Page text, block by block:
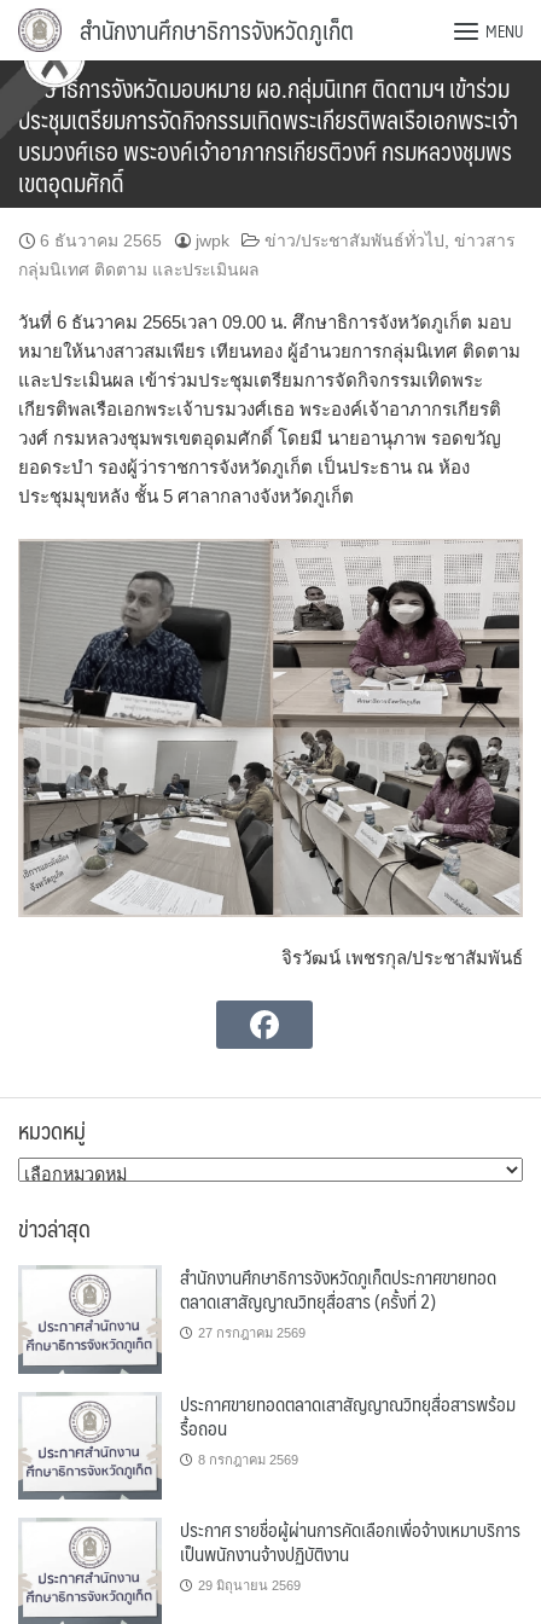
Skip
content
สำนักงานศึกษาธิการจังหวัดภูเก็ต MENU
ศึกษาธิการจังหวัดมอบหมาย ผอ.กลุ่มนิเทศ ติดตามฯ เข้าร่วม
ประชุมเตรียมการจัดกิจกรรมเทิดพระเกียรติพลเรือเอกพระเจ้า
บรมวงศ์เธอ พระองค์เจ้าอาภากรเกียรติวงศ์ กรมหลวงชุมพร
เขตอุดมศักดิ์
6 ธันวาคม 2565 jwpk ข่าว/ประชาสัมพันธ์ทั่วไป ข่าวสาร
กลุ่มนิเทศ ติดตาม และประเมินผล
วันที่ 6 ธันวาคม 2565เวลา 09.00 น. ศึกษาธิการจังหวัดภูเก็ต มอบ
หมายให้นางสาวสมเพียร เทียนทอง ผู้อำนวยการกลุ่มนิเทศ ติดตาม
และประเมินผล เข้าร่วมประชุมเตรียมการจัดกิจกรรมเทิดพระ
เกียรติพลเรือเอกพระเจ้าบรมวงศ์เธอ พระองค์เจ้าอาภากรเกียรติ
วงศ์ กรมหลวงชุมพรเขตอุดมศักดิ์ โดยมี นายอานุภาพ รอดขวัญ
ยอดระบำ รองผู้ว่าราชการจังหวัดภูเก็ต เป็นประธาน ณ ห้อง
ประชุมมุขหลัง ชั้น 5 ศาลากลางจังหวัดภูเก็ต
จิรวัฒน์ เพชรกุล/ประชาสัมพันธ์
หมวดหมู่
หมวด
ข่าวล่าสุด
สำนักงานศึกษาธิการจังหวัดภูเก็ตประกาศขายทอด
ตลาดเสาสัญญาณวิทยุสื่อสาร (ครั้งที่ 2)
27 กรกฎาคม 2569
ประกาศขายทอดตลาดเสาสัญญาณวิทยุสื่อสารพร้อม
รื้อถอน
8 กรกฎาคม 2569
ประกาศ รายชื่อผู้ผ่านการคัดเลือกเพื่อจ้างเหมาบริการ
เป็นพนักงานจ้างปฏิบัติงาน
29 มิถุนายน 2569